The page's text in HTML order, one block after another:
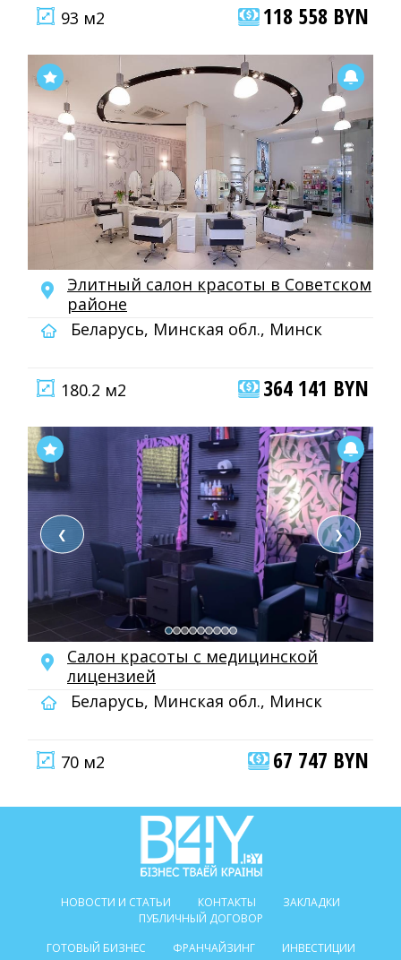
93 м2 118 558 BYN
Элитный салон красоты в Советском
районе
Беларусь, Минская обл., Минск
180.2 м2 364 141 BYN
❮ ❯
Салон красоты с медицинской
лицензией
Беларусь, Минская обл., Минск
70 м2 67 747 BYN
НОВОСТИ И СТАТЬИ КОНТАКТЫ
ЗАКЛАДКИ
ПУБЛИЧНЫЙ ДОГОВОР
ГОТОВЫЙ БИЗНЕС
ФРАНЧАЙЗИНГ
ИНВЕСТИЦИИ